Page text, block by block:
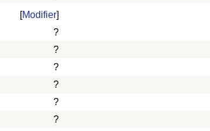
[Modifier]
?
?
?
?
?
?